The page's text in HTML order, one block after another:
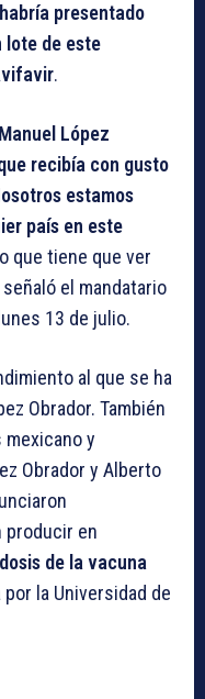
presentado
lote de este
.
López
recibía con gusto
estamos
país en este
que tiene que ver
el mandatario
13 de julio.
al que se ha
Obrador. También
mexicano y
Obrador y Alberto
producir en
de la vacuna
la Universidad de